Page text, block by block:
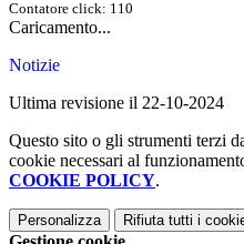
Contatore click: 110
Caricamento...
Notizie
Ultima revisione il 22-10-2024
Questo sito o gli strumenti terzi
cookie necessari al
COOKIE POLICY.
Personalizza Rifiuta tutti i